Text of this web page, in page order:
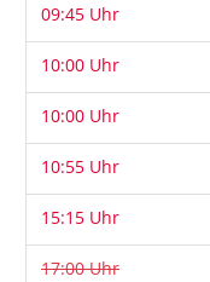
09:45 Uhr
10:00 Uhr
10:00 Uhr
10:55 Uhr
15:15 Uhr
17:00Uhr